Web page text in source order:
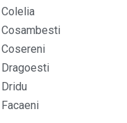
Colelia
Cosambesti
Cosereni
Dragoesti
Dridu
Facaeni